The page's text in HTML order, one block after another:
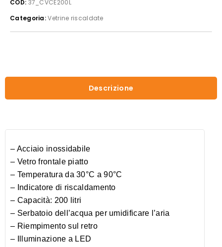
incassata
200
COD: 37_CVCE200L
Categoria:Vetrine riscaldate
Descrizione
– Acciaio inossidabile
– Vetro frontale piatto
– Temperatura da 30°C a 90°C
– Indicatore di riscaldamento
– Capacità: 200 litri
– Serbatoio dell’acqua per umidificare l’aria
– Riempimento sul retro
– Illuminazione a LED